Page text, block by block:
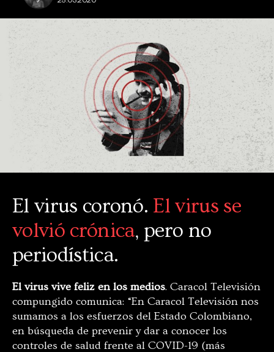
El virus coronó. El virus se
volvió crónica, pero no
periodística.
El virus vive feliz en los medios. Caracol Televisión
compungido comunica: “En Caracol Televisión nos
sumamos a los esfuerzos del Estado Colombiano,
en búsqueda de prevenir y dar a conocer los
controles de salud frente al COVID-19 (más